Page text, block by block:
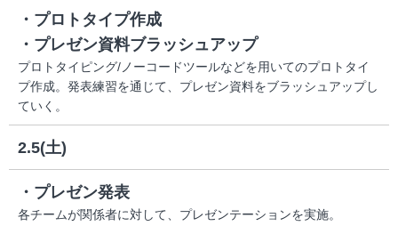
・プロトタイプ作成
・プレゼン資料ブラッシュアップ
プロトタイピング/ノーコードツールなどを用いてのプロトタイ
プ作成。発表練習を通じて、プレゼン資料をブラッシュアップし
ていく。
2.5(土)
・プレゼン発表
各チームが関係者に対して、プレゼンテーションを実施。